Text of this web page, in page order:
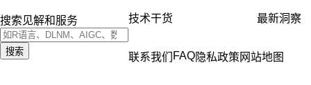
搜索见解和服务
搜索
技术干货 最新洞察
联系我们 FAQ隐私政策 网站地图